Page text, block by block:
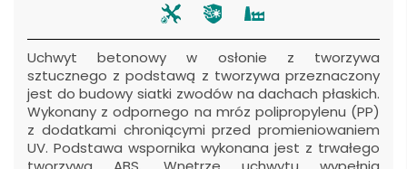
Uchwyt betonowy w osłonie z tworzywa
sztucznego z podstawą z tworzywa przeznaczony
jest do budowy siatki zwodów na dachach płaskich.
Wykonany z odpornego na mróz polipropylenu (PP)
z dodatkami chroniącymi przed promieniowaniem
UV. Podstawa wspornika wykonana jest z trwałego